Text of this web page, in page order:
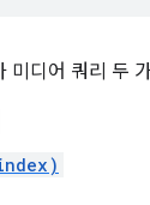
미디어 쿼리 두